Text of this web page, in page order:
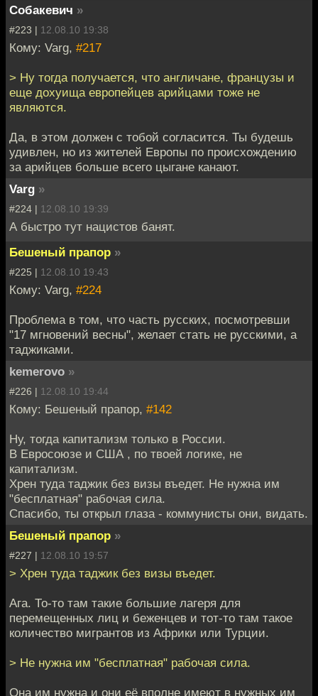
Собакевич »
#223 | 12.08.10 19:38
Кому: Varg, #217
> Ну тогда получается, что англичане, французы и
еще дохуища европейцев арийцами тоже не
являются.
Да, в этом должен с тобой согласится. Ты будешь
удивлен, но из жителей Европы по происхождению
за арийцев больше всего цыгане канают.
Varg »
#224 | 12.08.10 19:39
А быстро тут нацистов банят.
Бешеный прапор »
#225 | 12.08.10 19:43
Кому: Varg, #224
Проблема в том, что часть русских, посмотревши
"17 мгновений весны", желает стать не русскими, а
таджиками.
kemerovo »
#226 | 12.08.10 19:44
Кому: Бешеный прапор, #142
Ну, тогда капитализм только в России.
В Евросоюзе и США , по твоей логике, не
капитализм.
Хрен туда таджик без визы въедет. Не нужна им
"бесплатная" рабочая сила.
Спасибо, ты открыл глаза - коммунисты они, видать.
Бешеный прапор »
#227 | 12.08.10 19:57
> Хрен туда таджик без визы въедет.
Ага. То-то там такие большие лагеря для
перемещенных лиц и беженцев и тот-то там такое
количество мигрантов из Африки или Турции.
> Не нужна им "бесплатная" рабочая сила.
Она им нужна и они её вполне имеют в нужных им